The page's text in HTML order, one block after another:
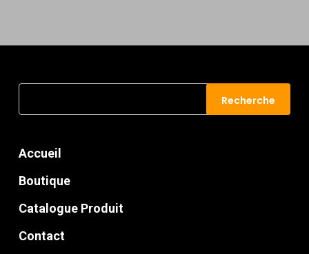
pour :
Recherche
Accueil
Boutique
Catalogue Produit
Contact